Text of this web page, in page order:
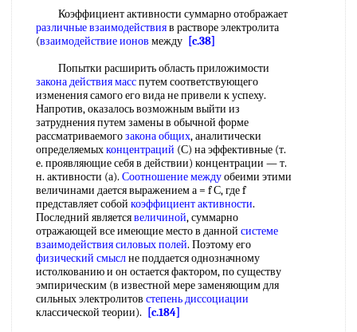
Коэффициент активности суммарно отображает
различные взаимодействияв растворе электролита
(взаимодействие ионов между [c.38]
Попытки расширить область приложимости
закона действия масспутем соответствующего
изменения самого его вида не привели к успеху.
Напротив, оказалось возможным выйти из
затруднения путем замены в обычной форме
рассматриваемогозакона общих, аналитически
определяемыхконцентраций (С) на эффективные (т.
е. проявляющие себя в действии) концентрации — т.
н. активности (а). Соотношение междуобеими этими
величинами дается выражением а = f С, где f
представляет собой коэффициент активности.
Последний являетсявеличиной, суммарно
отражающей все имеющие место в данной системе
взаимодействиясиловых полей. Поэтому его
физический смыслне поддается однозначному
истолкованию и он остается фактором, по существу
эмпирическим (в известной мере заменяющим для
сильных электролитов степень диссоциации
классической теории).
[c.184]